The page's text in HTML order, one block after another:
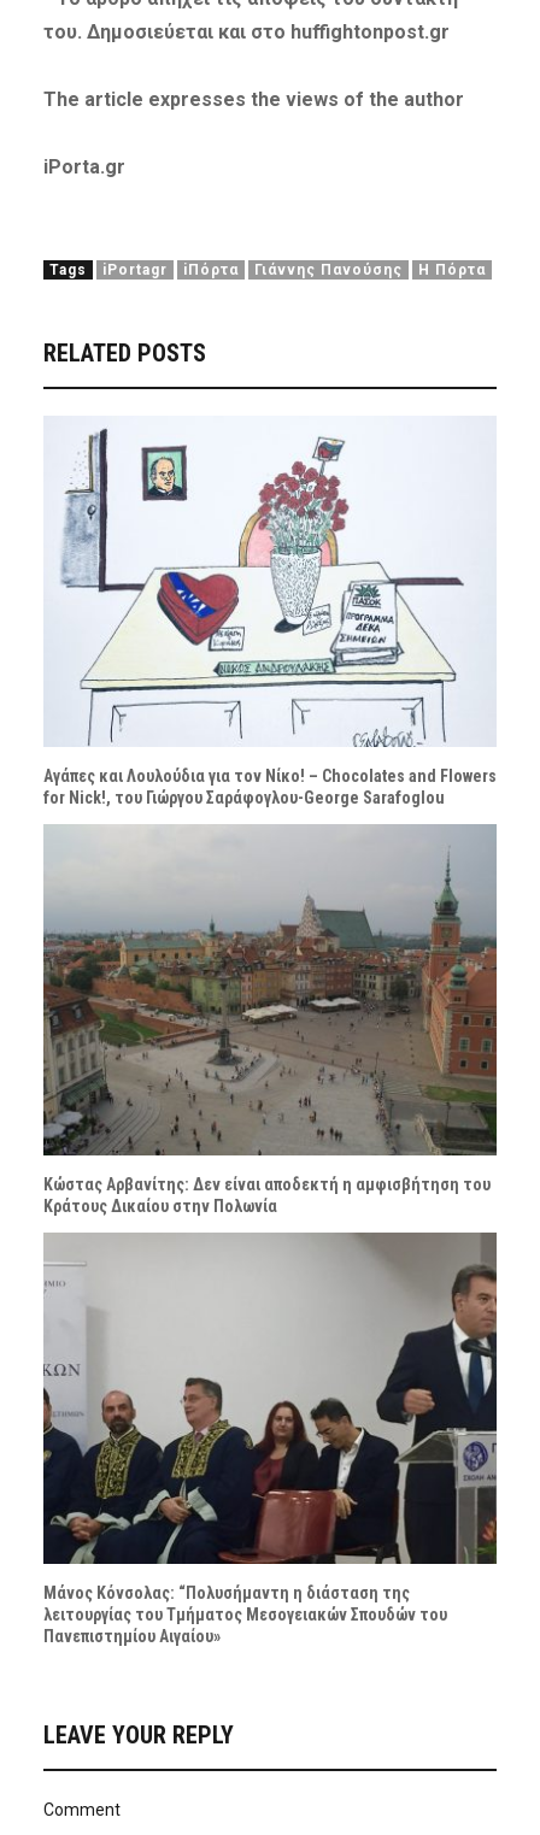
του. Δημοσιεύεται και στο huffightonpost.gr
The article expresses the views of the author
iPorta.gr
Tags iPortagr iΠόρτα Γιάννης Πανούσης Η Πόρτα
RELATED POSTS
Αγάπες και Λουλούδια για τον Νίκο! – Chocolates and Flowers
for Nick!, του Γιώργου Σαράφογλου-George Sarafoglou
Κώστας Αρβανίτης: Δεν είναι αποδεκτή η αμφισβήτηση του
Κράτους Δικαίου στην Πολωνία
Μάνος Κόνσολας: “Πολυσήμαντη η διάσταση της
λειτουργίας του Τμήματος Μεσογειακών Σπουδών του
Πανεπιστημίου Αιγαίου»
LEAVE YOUR REPLY
Comment